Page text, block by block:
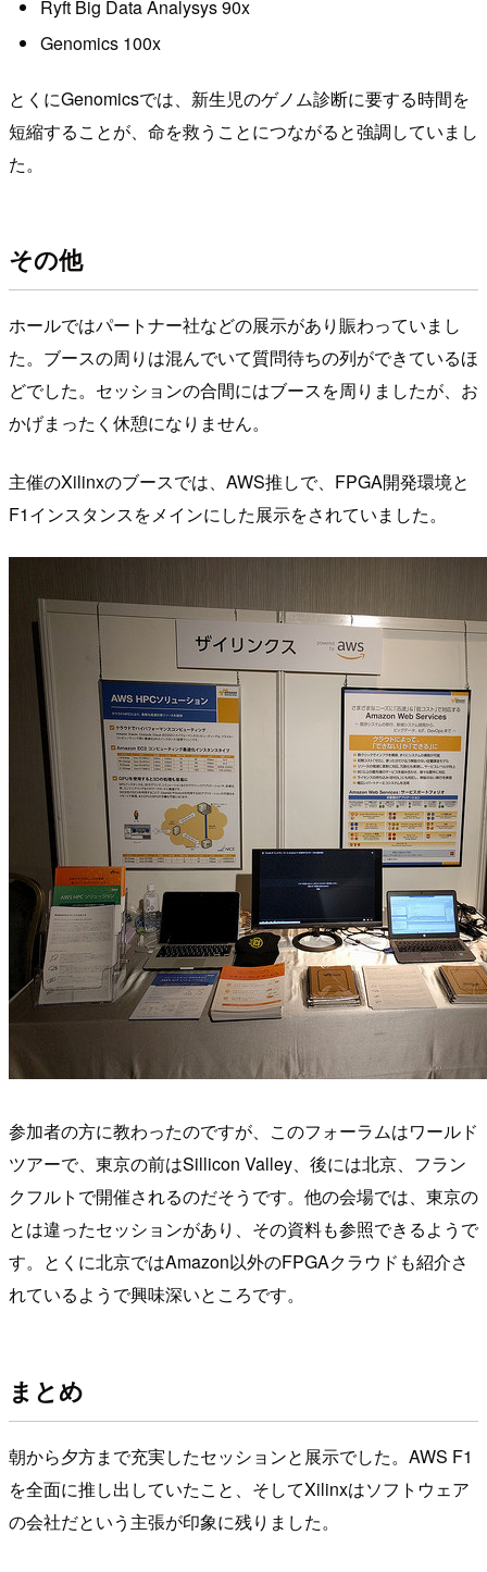
Ryft Big Data Analysys 90x
Genomics 100x
とくにGenomicsでは、新生児のゲノム診断に要する時間を
短縮することが、命を救うことにつながると強調していまし
た。
その他
ホールではパートナー社などの展示があり賑わっていまし
た。ブースの周りは混んでいて質問待ちの列ができているほ
どでした。セッションの合間にはブースを周りましたが、お
かげまったく休憩になりません。
主催のXilinxのブースでは、AWS推しで、FPGA開発環境と
F1インスタンスをメインにした展示をされていました。
参加者の方に教わったのですが、このフォーラムはワールド
ツアーで、東京の前はSillicon Valley、後には北京、フラン
クフルトで開催されるのだそうです。他の会場では、東京の
とは違ったセッションがあり、その資料も参照できるようで
す。とくに北京ではAmazon以外のFPGAクラウドも紹介さ
れているようで興味深いところです。
まとめ
朝から夕方まで充実したセッションと展示でした。AWS F1
を全面に推し出していたこと、そしてXilinxはソフトウェア
の会社だという主張が印象に残りました。